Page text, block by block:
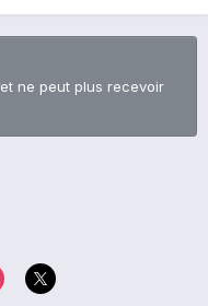
ne peut plus recevoir